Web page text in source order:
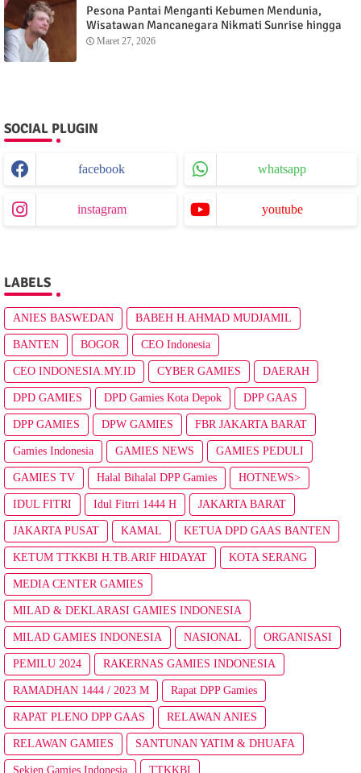
Pesona Pantai Menganti Kebumen Mendunia,
Wisatawan Mancanegara Nikmati Sunrise hingga
Sunset dari Menganti Cottage
Maret 27, 2026
SOCIAL PLUGIN
facebook whatsapp
instagram youtube
LABELS
ANIES BASWEDAN BABEH H.AHMAD MUDJAMIL
BANTEN BOGOR CEO Indonesia
CEO INDONESIA.MY.ID CYBER GAMIES DAERAH
DPD GAMIES DPD Gamies Kota Depok DPP GAAS
DPP GAMIES DPW GAMIES FBR JAKARTA BARAT
Gamies Indonesia GAMIES NEWS GAMIES PEDULI
GAMIES TV Halal Bihalal DPP Gamies HOTNEWS>
IDUL FITRI Idul Fitrri 1444 H JAKARTA BARAT
JAKARTA PUSAT KAMAL KETUA DPD GAAS BANTEN
KETUM TTKKBI H.TB.ARIF HIDAYAT KOTA SERANG
MEDIA CENTER GAMIES
MILAD & DEKLARASI GAMIES INDONESIA
MILAD GAMIES INDONESIA NASIONAL ORGANISASI
PEMILU 2024 RAKERNAS GAMIES INDONESIA
RAMADHAN 1444 / 2023 M Rapat DPP Gamies
RAPAT PLENO DPP GAAS RELAWAN ANIES
RELAWAN GAMIES SANTUNAN YATIM & DHUAFA
Sekjen Gamies Indonesia TTKKBI